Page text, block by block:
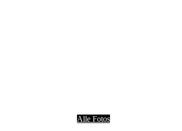
Alle Fotos